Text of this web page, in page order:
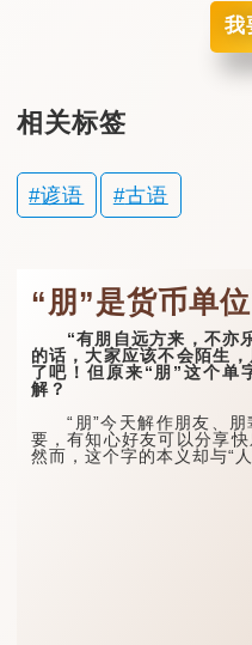
我
相关标签
谚语 古语
“朋”是货币单位
“有朋自远方来，不亦乐
的话，大家应该不会陌生
了吧！但原来“朋”这个单
解？
“朋”今天解作朋友、朋
要，有知心好友可以分享
然而，这个字的本义却与“人